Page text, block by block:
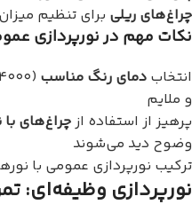
چراغ‌های ریلی برای تنظیم
نکات مهم در نورپردازی
انتخاب دمای رنگ مناسب
و ملایم
پرهیز از استفاده از چراغ‌های
وضوح دید می‌شوند
ترکیب نورپردازی عمومی با
نورپردازی وظیفه‌ای: